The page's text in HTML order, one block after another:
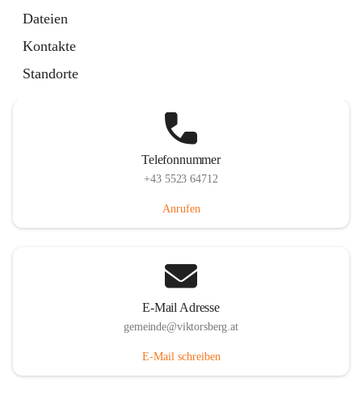
Dateien
Kontakte
Standorte
Telefonnummer
+43 5523 64712
Anrufen
E-Mail Adresse
gemeinde@viktorsberg.at
E-Mail schreiben